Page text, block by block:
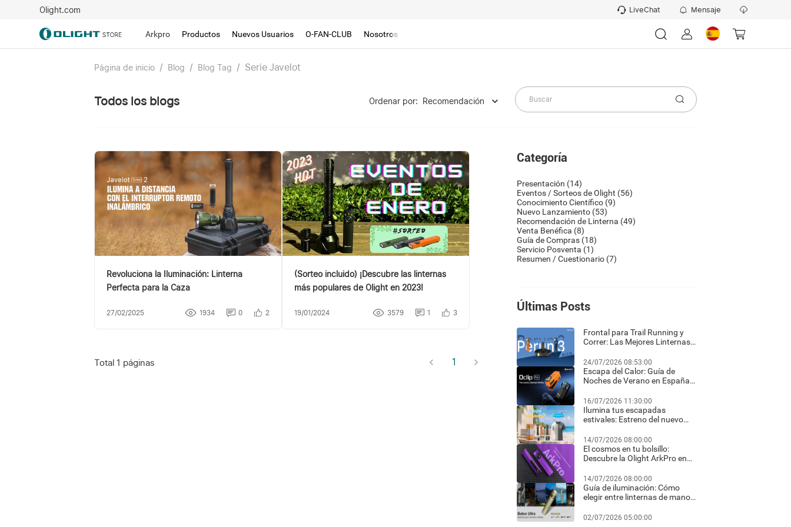
Olight.com LiveChat Mensaje
Arkpro Productos Nuevos Usuarios O-FAN-CLUB Nosotros
Página de inicio / Blog / Blog Tag / Serie Javelot
Todos los blogs Ordenar por: Recomendación
Revoluciona la Iluminación: Linterna
Perfecta para la Caza
27/02/2025 1934 0 2
(Sorteo incluido) ¡Descubre las linternas
más populares de Olight en 2023!
19/01/2024 3579 1 3
Total 1 páginas 1
Categoría
Presentación (14)
Eventos / Sorteos de Olight (56)
Conocimiento Científico (9)
Nuevo Lanzamiento (53)
Recomendación de Linterna (49)
Venta Benéfica (8)
Guía de Compras (18)
Servicio Posventa (1)
Resumen / Cuestionario (7)
Últimas Posts
Frontal para Trail Running y
Correr: Las Mejores Linternas
2026
24/07/2026 08:53:00
Escapa del Calor: Guía de
Noches de Verano en España
16/07/2026 11:30:00
Ilumina tus escapadas
estivales: Estreno del nuevo
exclusivas en Olight España
14/07/2026 08:00:00
El cosmos en tu bolsillo:
Descubre la Olight ArkPro en
14/07/2026 08:00:00
Guía de iluminación: Cómo
elegir entre linternas de mano,
02/07/2026 05:00:00